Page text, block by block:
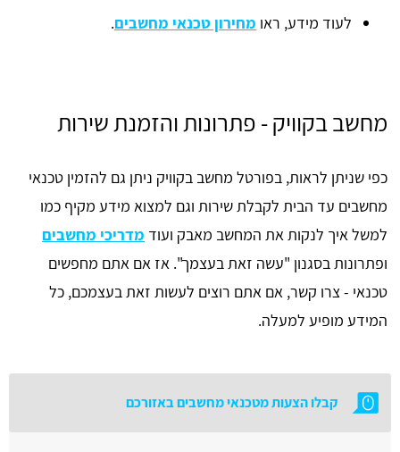
לעוד מידע, ראו מחירון טכנאי מחשבים.
מחשב בקוויק - פתרונות והזמנת שירות
כפי שניתן לראות, בפורטל מחשב בקוויק ניתן גם להזמין טכנאי
מחשבים עד הבית לקבלת שירות וגם למצוא מידע מקיף כמו
למשל איך לנקות את המחשב מאבק ועוד מדריכי מחשבים
ופתרונות בסגנון "עשה זאת בעצמך". אז אם אתם מחפשים
טכנאי - צרו קשר, אם אתם רוצים לעשות זאת בעצמכם, כל
המידע מופיע למעלה.
קבלו הצעות מטכנאי מחשבים באזורכם